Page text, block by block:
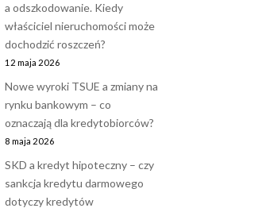
a odszkodowanie. Kiedy
właściciel nieruchomości może
dochodzić roszczeń?
12 maja 2026
Nowe wyroki TSUE a zmiany na
rynku bankowym – co
oznaczają dla kredytobiorców?
8 maja 2026
SKD a kredyt hipoteczny – czy
sankcja kredytu darmowego
dotyczy kredytów